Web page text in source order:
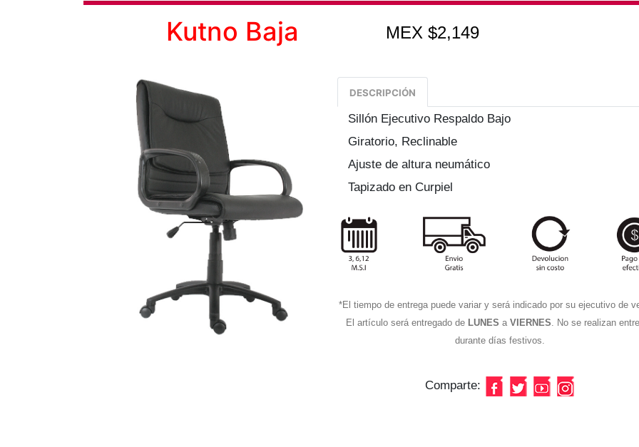
Kutno Baja MEX $2,149
DESCRIPCIÓN
Sillón Ejecutivo Respaldo Bajo
Giratorio, Reclinable
Ajuste de altura neumático
Tapizado en Curpiel
*El tiempo de entrega puede variar y será indicado por su ejecutivo de
El artículo será entregado de LUNES a VIERNES. No se realizan
durante días festivos.
Comparte: